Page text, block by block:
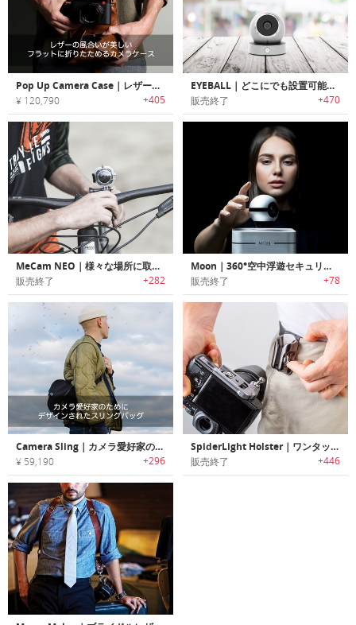
Pop Up Camera Case｜レザーの風合いが美しいフラットに折りたためるカメラケース
¥ 120,790 +405
EYEBALL｜どこにでも設置可能なポータブルセキュリティカメラ「アイボール」
販売終了 +470
MeCam NEO｜様々な場所に取り付け可能なスマートライフスタイルカメラ「ミーカムネオ」
販売終了 +282
Moon｜360°空中浮遊セキュリティカメラ「ムーン」
販売終了 +78
Camera Sling｜カメラ愛好家のためにデザインされたスリングバッグ
¥ 59,190 +296
SpiderLight Holster｜ワンタッチでカメラを取り付け/取り外し可能なホルスター式カメラキャリー「スパイダーライトホルスター」【並行輸入品】
販売終了 +446